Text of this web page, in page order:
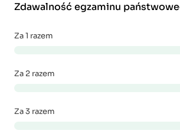
Zdawalność egzaminu
Za 1 razem
Za 2 razem
Za 3 razem